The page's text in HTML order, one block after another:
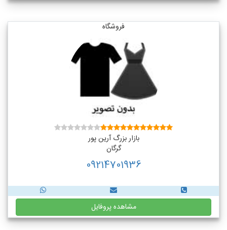
فروشگاه
بازار بزرگ آرین پور
گرگان
09214701936
مشاهده پروفایل